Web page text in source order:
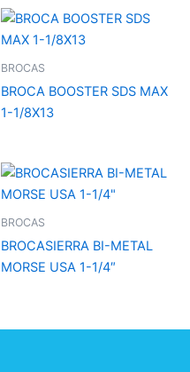
BROCAS
BROCA BOOSTER SDS MAX
1-1/8X13
BROCAS
BROCASIERRA BI-METAL
MORSE USA 1-1/4″